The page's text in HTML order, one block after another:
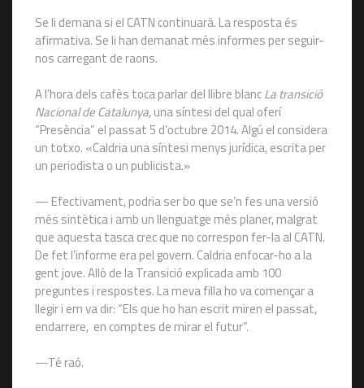
Se li demana si el CATN continuarà. La resposta és
afirmativa. Se li han demanat més informes per seguir-
nos carregant de raons.
A l’hora dels cafès toca parlar del llibre blancLa transició
Nacional de Catalunya, una síntesi del qual oferí
“Presència” el passat 5 d’octubre 2014. Algú el considera
un totxo. «Caldria una síntesi menys jurídica, escrita per
un periodista o un publicista.»
— Efectivament, podria ser bo que se’n fes una versió
més sintètica i amb un llenguatge més planer, malgrat
que aquesta tasca crec que no correspon fer-la al CATN.
De fet l’informe era pel govern. Caldria enfocar-ho a la
gent jove. Allò de la Transició explicada amb 100
preguntes i respostes. La meva filla ho va començar a
llegir i em va dir: “Els que ho han escrit miren el passat,
endarrere, en comptes de mirar el futur”.
—Té raó.